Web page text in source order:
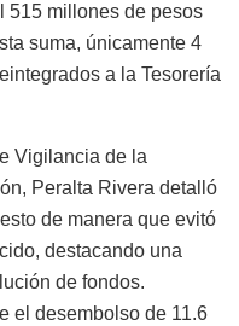
515 millones de pesos
suma, únicamente 4
a la Tesorería
Vigilancia de la
Peralta Rivera detalló
de manera que evitó
destacando una
de fondos.
el desembolso de 11.6